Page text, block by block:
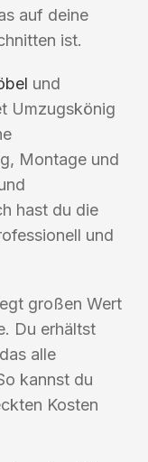
auf deine
ist.
und
Umzugskönig
Montage und
hast du die
und
großen Wert
Du erhältst
alle
kannst du
Kosten